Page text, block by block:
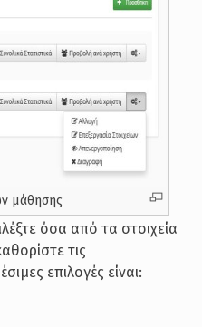
μάθησης
όσα από τα στοιχεία
τις
επιλογές είναι: